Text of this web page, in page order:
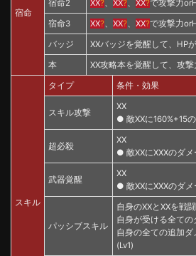
宿命
宿命2 XX?、 XX?、 XX?で攻撃力
宿命3 XX?、 XX?、 XX?で攻撃力
バッジ XXバッジを覚醒して、HP
本 XX攻略本を覚醒して、攻撃
スキル
タイプ 条件・効果
スキル攻撃
XX
● 敵XXに160%+15
超必殺
XX
● 敵XXにXXXのダ
武器覚醒
XX
● 敵XXにXXXのダ
パッシブスキル
自身のXXとXXを戦
自身が受ける全ての
自身の全ての追加
(Lv1)